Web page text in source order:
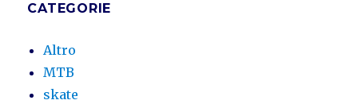
CATEGORIE
Altro
MTB
skate